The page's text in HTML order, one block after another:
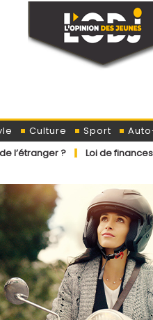
Culture Sport
Loi de finances 2027 : les